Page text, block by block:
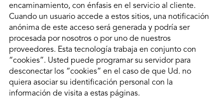
encaminamiento, con énfasis en el servicio al cliente.
Cuando un usuario accede a estos sitios, una notificación
anónima de este acceso será generada y podría ser
procesada por nosotros o por uno de nuestros
proveedores. Esta tecnología trabaja en conjunto con
“cookies”. Usted puede programar su servidor para
desconectar los “cookies” en el caso de que Ud. no
quiera asociar su identificación personal con la
información de visita a estas páginas.